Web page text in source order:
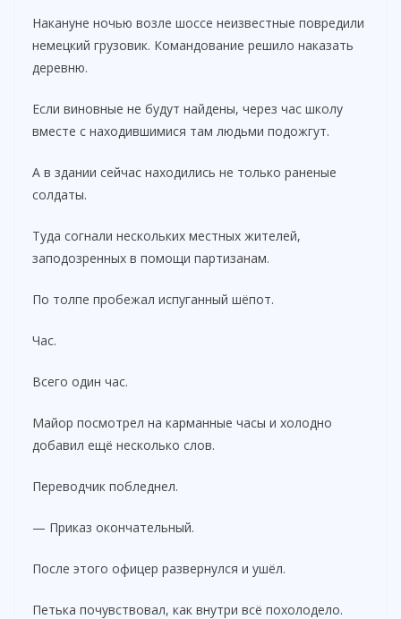
Накануне ночью возле шоссе неизвестные повредили
немецкий грузовик. Командование решило наказать
деревню.
Если виновные не будут найдены, через час школу
вместе с находившимися там людьми подожгут.
А в здании сейчас находились не только раненые
солдаты.
Туда согнали нескольких местных жителей,
заподозренных в помощи партизанам.
По толпе пробежал испуганный шёпот.
Час.
Всего один час.
Майор посмотрел на карманные часы и холодно
добавил ещё несколько слов.
Переводчик побледнел.
— Приказ окончательный.
После этого офицер развернулся и ушёл.
Петька почувствовал, как внутри всё похолодело.